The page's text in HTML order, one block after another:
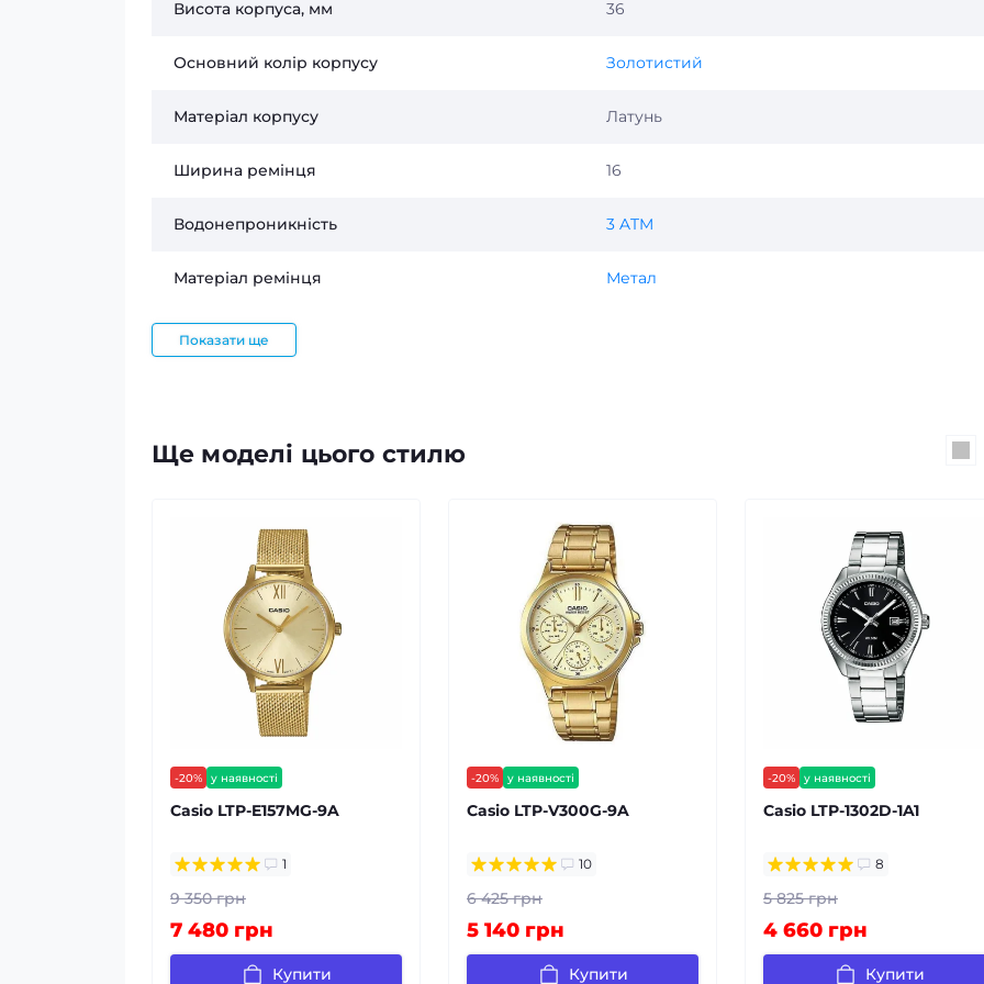
Висота корпуса, мм 36
Основний колір корпусу Золотистий
Матеріал корпусу Латунь
Ширина ремінця 16
Водонепроникність 3 ATM
Матеріал ремінця Метал
Показати ще
Ще моделі цього стилю
-20%
у наявності
гарантія 24 міс
Casio LTP-E157MG-9A
1
9 350 грн
7 480 грн
Купити
-20%
у наявності
гарантія 24 міс
Casio LTP-V300G-9A
10
6 425 грн
5 140 грн
Купити
-20%
у наявності
гарантія 24 міс
Casio LTP-1302D-1A1
8
5 825 грн
4 660 грн
Купити